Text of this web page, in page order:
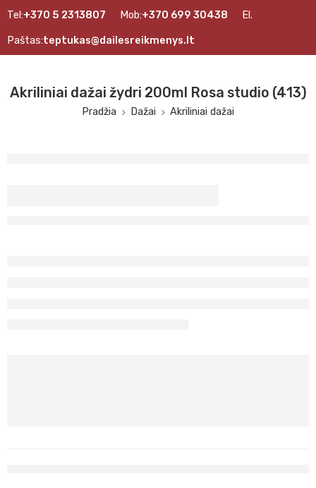
Tel:+370 5 2313807 Mob:+370 699 30438 El.
Paštas:teptukas@dailesreikmenys.lt
Akriliniai dažai žydri 200ml Rosa studio (413)
Pradžia Dažai Akriliniai dažai